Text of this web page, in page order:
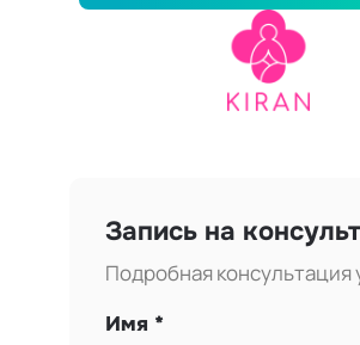
Запись на
Подробная консультация
Имя